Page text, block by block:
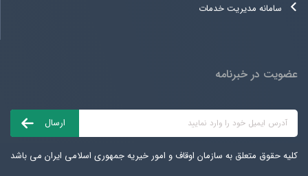
سامانه مدیریت خدمات
عضویت در خبرنامه
کلیه حقوق متعلق به سازمان اوقاف و امور خیریه جمهوری اسلامی ایران می باشد